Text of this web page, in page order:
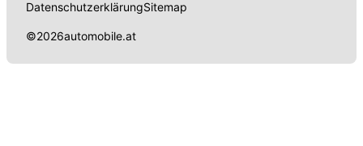
DatenschutzerklärungSitemap
©2026automobile.at